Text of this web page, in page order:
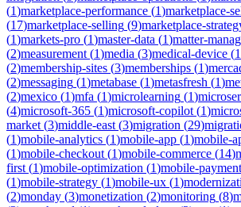
(1)marketplace-performance (1)marketplace-
(17)marketplace-selling (9)marketplace-
(1)markets-pro (1)master-data (1)matter-
(2)measurement (1)media (3)medical-device (1
(2)membership-sites (3)memberships (1)
(2)messaging (1)metabase (1)metasfresh (1)
(2)mexico (1)mfa (1)microlearning (1)
(4)microsoft-365 (1)microsoft-copilot (1)
market (3)middle-east (3)migration (29)
(1)mobile-analytics (1)mobile-app (1)mobile-
(1)mobile-checkout (1)mobile-commerce (14)
first (1)mobile-optimization (1)mobile-
(1)mobile-strategy (1)mobile-ux (1)
(2)monday (3)monetization (2)monitoring (8)